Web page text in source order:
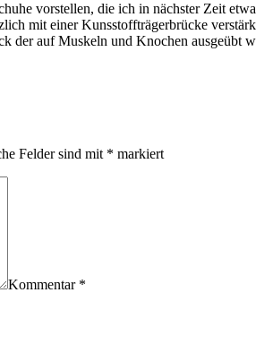
vorstellen, die ich in nächster Zeit
mit einer Kunsstoffträgerbrücke
der auf Muskeln und Knochen ausgeübt
Felder sind mit * markiert
Kommentar *